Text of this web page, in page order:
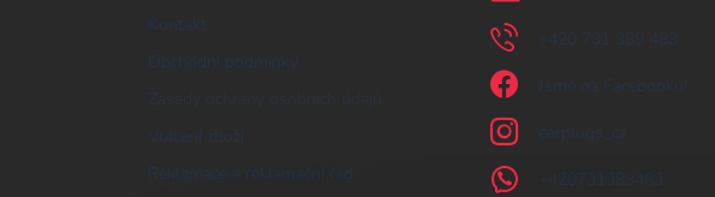
Kontakt
Obchodní podmínky
Zásady ochrany osobních údajů
Vrácení zboží
Reklamace a reklamační řád
+420 731 389 483
Jsme na Facebooku!
earplugs_cz
+420731389483